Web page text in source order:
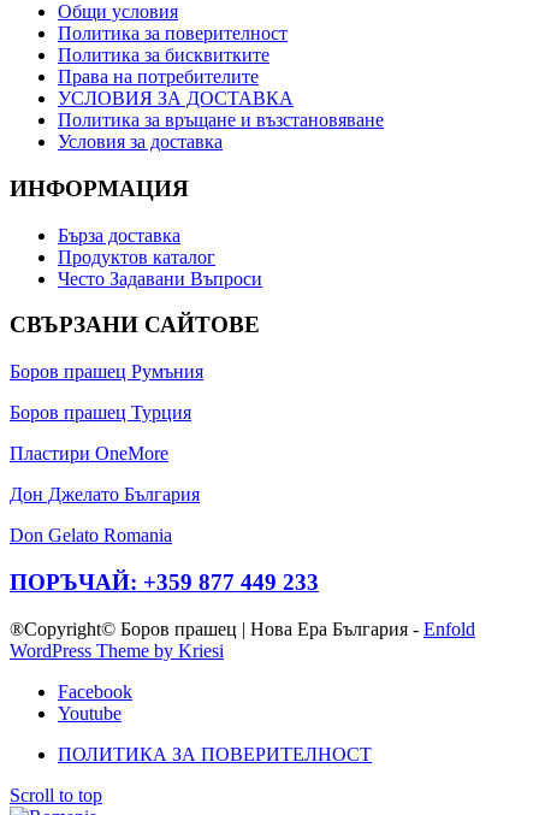
Общи условия
Политика за поверителност
Политика за бисквитките
Права на потребителите
УСЛОВИЯ ЗА ДОСТАВКА
Политика за връщане и възстановяване
Условия за доставка
ИНФОРМАЦИЯ
Бърза доставка
Продуктов каталог
Често Задавани Въпроси
СВЪРЗАНИ САЙТОВЕ
Боров прашец Румъния
Боров прашец Турция
Пластири OneMore
Дон Джелато България
Don Gelato Romania
ПОРЪЧАЙ: +359 877 449 233
®Copyright© Боров прашец | Нова Ера България - Enfold
WordPress Theme by Kriesi
Facebook
Youtube
ПОЛИТИКА ЗА ПОВЕРИТЕЛНОСТ
Scroll to top